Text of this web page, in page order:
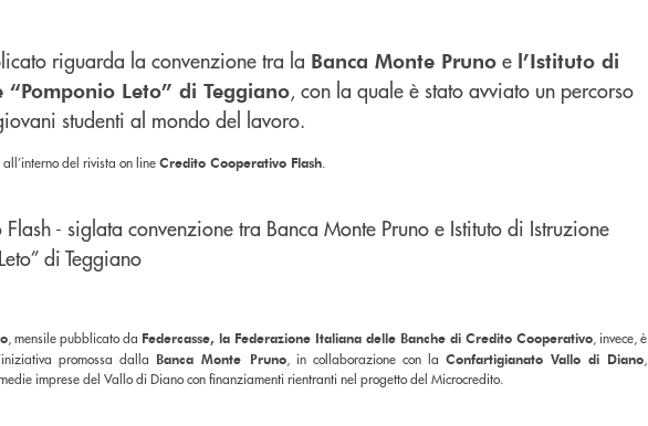
riguarda la convenzione tra la Banca Monte Pruno e l’Istituto di
Leto” di Teggiano, con la quale è stato avviato un percorso
studenti al mondo del lavoro.
del rivista on lineCredito Cooperativo Flash.
, mensile pubblicato da Federcasse, la Federazione Italiana delle Banche di Credito Cooperativo, invece, è
promossa dalla Banca Monte Pruno, in collaborazione con la Confartigianato Vallo di Diano,
imprese del Vallo di Diano con finanziamenti rientranti nel progetto del Microcredito.